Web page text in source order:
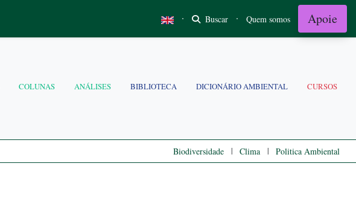
· Buscar · Quem somos Apoie
COLUNAS ANÁLISES BIBLIOTECA DICIONÁRIO AMBIENTAL CURSOS
Biodiversidade | Clima | Politica Ambiental